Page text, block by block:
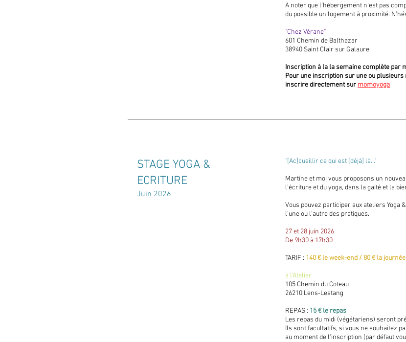
A noter que l'hébergement n'est pas
du possible un logement à proximité.
"Chez Vérane"
601 Chemin de Balthazar
38940 Saint Clair sur Galaure
Inscription à la la semaine complète par
Pour une inscription sur une ou
inscrire directement sur momoyoga
STAGE YOGA &
ECRITURE
Juin 2026
"[Ac]cueillir ce qui est [déjà] là..."
Martine et moi vous proposons un
l'écriture et du yoga, dans la gaité et la
Vous pouvez participer aux ateliers Yoga
l'une ou l'autre des pratiques.​​​
27 et 28 juin 2026
De 9h30 à 17h30
TARIF : 140 € le week-end / 80 € la journée
à l'Atelier
105 Chemin du Coteau
26210 Lens-Lestang
REPAS : 15 € le repas
Les repas du midi (végétariens) seront
Ils sont facultatifs, si vous ne souhaitez
au moment de l'inscription (par défaut